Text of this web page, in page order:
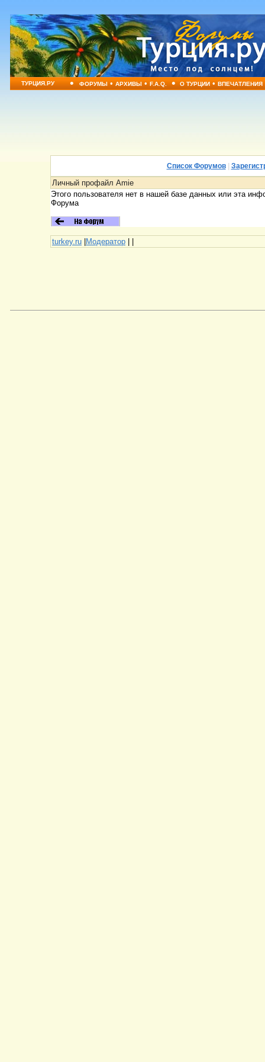
ТУРЦИЯ.РУ • ФОРУМЫ•АРХИВЫ•F.A.Q. • О ТУРЦИИ•ВПЕЧАТЛЕНИЯ
Список Форумов|
Личный профайл Amie
Этого пользователя нет в нашей базе данных или эта
Форума
turkey.ru |Модератор | |